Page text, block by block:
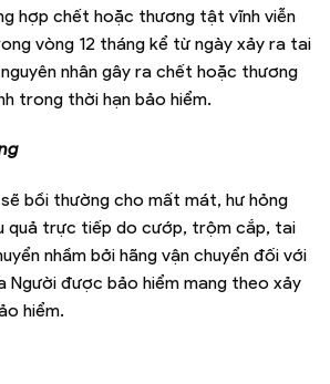
hợp chết hoặc thương tật vĩnh viễn
vòng 12 tháng kể từ ngày xảy ra tai
nhân gây ra chết hoặc thương
trong thời hạn bảo hiểm.
sẽ bồi thường cho mất mát, hư hỏng
quả trực tiếp do cướp, trộm cắp, tai
nhầm bởi hãng vận chuyển đối với
Người được bảo hiểm mang theo xảy
hiểm.